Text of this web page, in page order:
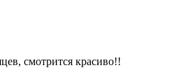
смотрится красиво!!